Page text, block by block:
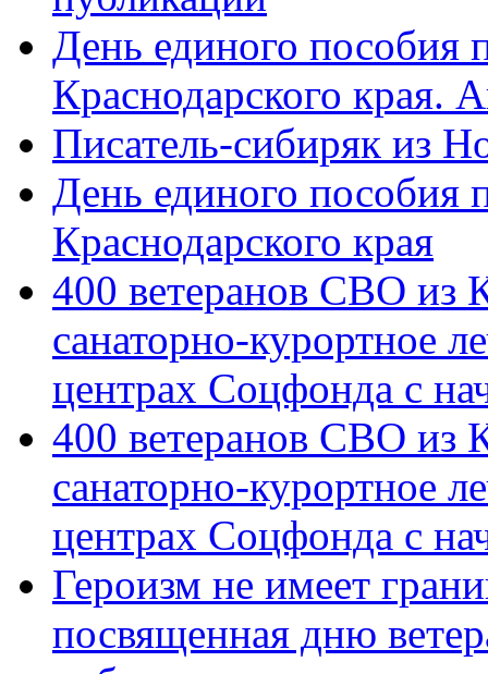
День единого пособия
Краснодарского края.
Писатель-сибиряк из
День единого пособия
Краснодарского края
400 ветеранов СВО из
санаторно-курортное
центрах Соцфонда с
400 ветеранов СВО из
санаторно-курортное
центрах Соцфонда с
Героизм не имеет
посвященная дню